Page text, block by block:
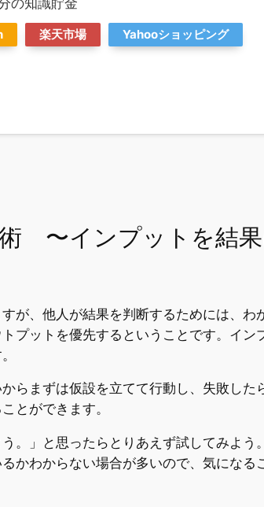
の知識貯金
楽天市場 Yahooショッピング
〜インプットを結
が、他人が結果を判断するためには、
プットを優先するということです。イ
らまずは仮設を立てて行動し、失敗し
とができます。
。」と思ったらとりあえず試してみよ
かわからない場合が多いので、気にな